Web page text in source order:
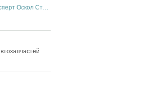
Тринити Моторс Эксперт Оскол Старый Оскол